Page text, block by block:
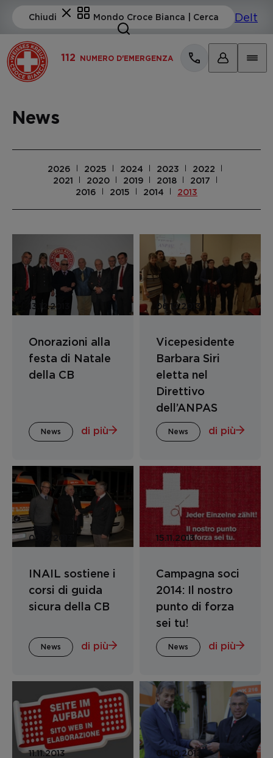
112 NUMERO D'EMERGENZA
News
2026 2025 2024 2023
2022
2021
2020 2019 2018
2017
2016
2015 2014 2013
13.12.2013
Onorazioni alla
festa di Natale
della CB
News di più
06.12.2013
Vicepesidente
Barbara Siri
eletta nel
Direttivo
dell’ANPAS
News di più
05.12.2013
INAIL sostiene i
corsi di guida
sicura della CB
News di più
15.11.2013
Campagna soci
2014: Il nostro
punto di forza
sei tu!
News di più
11.11.2013 04.10.2013